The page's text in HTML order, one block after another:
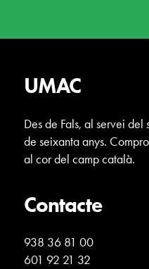
UMAC
Des de Fals, al servei del
de seixanta anys.
al cor del camp català.
Contacte
938 36 81 00
601 92 21 32